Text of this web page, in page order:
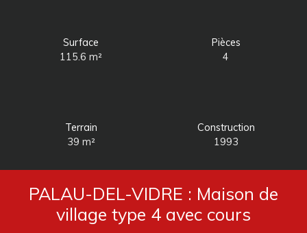
Surface
115.6m²
Pièces
4
Terrain
39 m²
Construction
1993
PALAU-DEL-VIDRE : Maison de
village type 4 avec cours